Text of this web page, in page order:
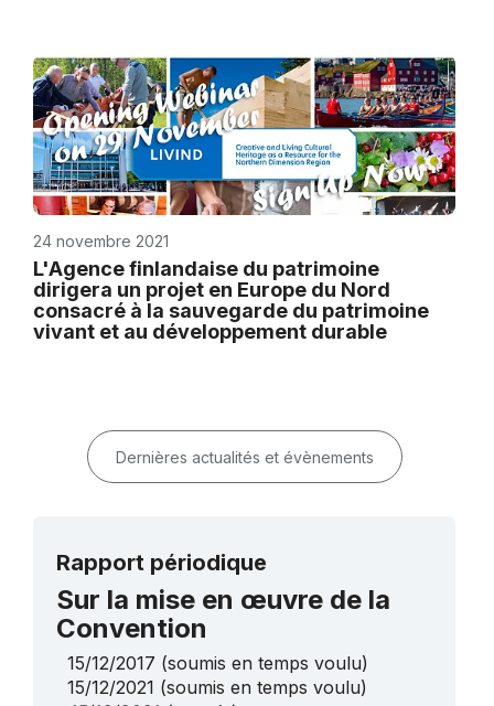
24 novembre 2021
L'Agence finlandaise du patrimoine
dirigera un projet en Europe du Nord
consacré à la sauvegarde du patrimoine
vivant et au développement durable
Dernières actualités et évènements
Rapport périodique
Sur la mise en œuvre de la
Convention
15/12/2017 (soumis en temps voulu)
15/12/2021 (soumis en temps voulu)